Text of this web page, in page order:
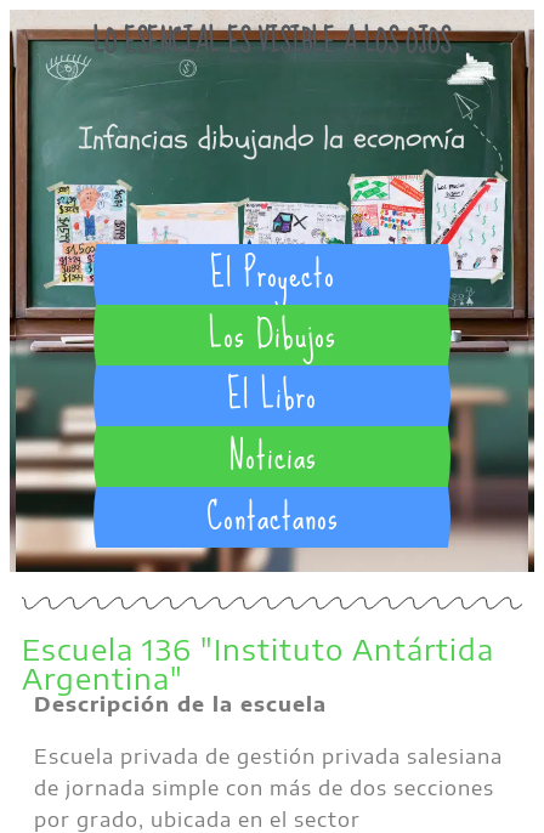
LO ESENCIAL ES VISIBLE A LOS OJOS
Infancias dibujando la economía
El Proyecto
Los Dibujos
El Libro
Noticias
Contactanos
Escuela 136 "Instituto Antártida
Argentina"
Descripción de la escuela
Escuela privada de gestión privada salesiana
de jornada simple con más de dos secciones
por grado, ubicada en el sector